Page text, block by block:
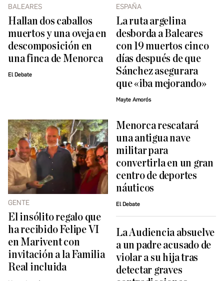
BALEARES
Hallan dos caballos
muertos y una oveja en
descomposición en
una finca de Menorca
El Debate
ESPAÑA
La ruta argelina
desborda a Baleares
con 19 muertos cinco
días después de que
Sánchez asegurara
que «iba mejorando»
Mayte Amorós
GENTE
El insólito regalo que
ha recibido Felipe VI
en Marivent con
invitación a la Familia
Real incluida
Menorca rescatará
una antigua nave
militar para
convertirla en un gran
centro de deportes
náuticos
El Debate
La Audiencia absuelve
a un padre acusado de
violar a su hija tras
detectar graves